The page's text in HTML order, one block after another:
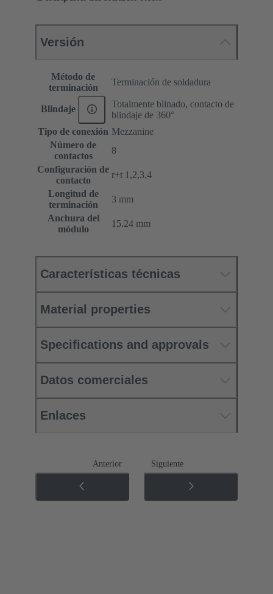
Versión
Método de
terminación
Terminación de soldadura
Blindaje
Totalmente blinado, contacto de
blindaje de 360°
Tipo de conexión Mezzanine
Número de
contactos
8
Configuración de
contacto
r+t 1,2,3,4
Longitud de
terminación
3 mm
Anchura del
módulo
15.24 mm
Características técnicas
Material properties
Specifications and approvals
Datos comerciales
Enlaces
Anterior Siguiente